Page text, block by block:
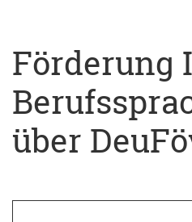
Förderung
über